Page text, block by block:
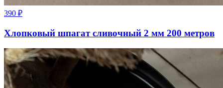
390 ₽
Хлопковый шпагат сливочный 2 мм 200 метров